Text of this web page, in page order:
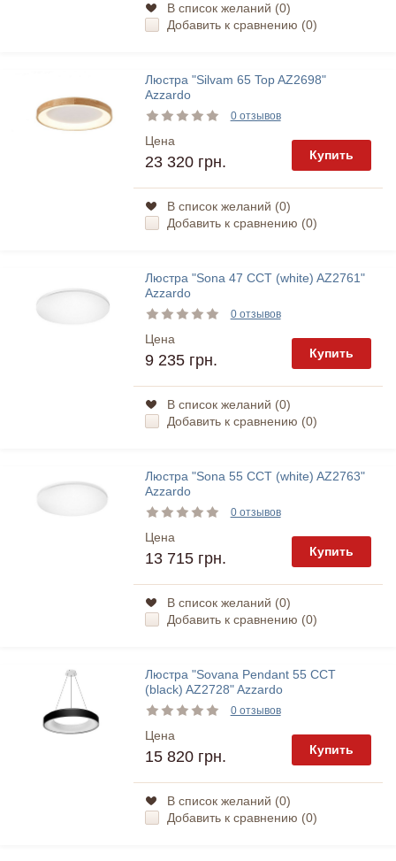
В список желаний (0)
Добавить к сравнению (0)
Люстра "Silvam 65 Top AZ2698"
Azzardo
0 отзывов
Цена
23 320 грн. Купить
В список желаний (0)
Добавить к сравнению (0)
Люстра "Sona 47 CCT (white) AZ2761"
Azzardo
0 отзывов
Цена
9 235 грн. Купить
В список желаний (0)
Добавить к сравнению (0)
Люстра "Sona 55 CCT (white) AZ2763"
Azzardo
0 отзывов
Цена
13 715 грн. Купить
В список желаний (0)
Добавить к сравнению (0)
Люстра "Sovana Pendant 55 CCT
(black) AZ2728" Azzardo
0 отзывов
Цена
15 820 грн. Купить
В список желаний (0)
Добавить к сравнению (0)